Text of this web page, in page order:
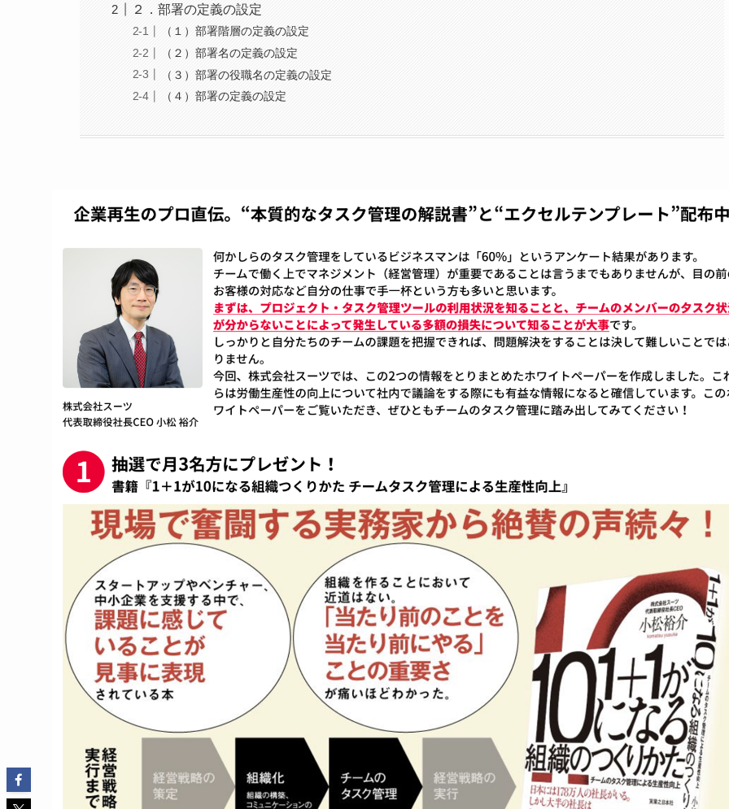
２．部署の定義の設定
（１）部署階層の定義の設定
（２）部署名の定義の設定
（３）部署の役職名の定義の設定
（４）部署の定義の設定